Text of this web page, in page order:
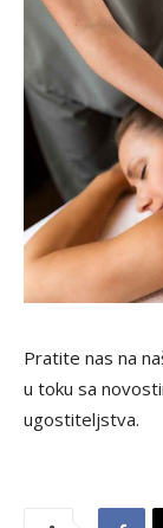
Pratite nas na
u toku sa
ugostiteljstva.